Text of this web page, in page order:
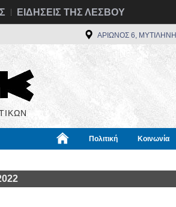
ΕΙΔΗΣΕΙΣ ΤΗΣ ΛΕΣΒΟΥ
ΑΡΙΩΝΟΣ 6, ΜΥΤΙΛΗΝΗ
Πολιτική Κοινωνία